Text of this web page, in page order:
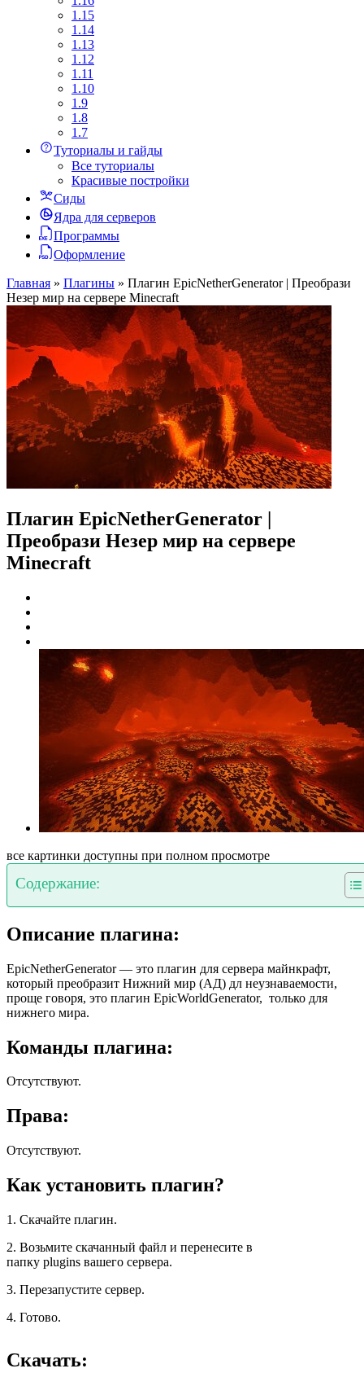
1.15
1.14
1.13
1.12
1.11
1.10
1.9
1.8
1.7
Туториалы и гайды
Все туториалы
Красивые постройки
Сиды
Ядра для серверов
Программы
Оформление
Главная » Плагины » Плагин EpicNetherGenerator | Преобрази
Незер мир на сервере Minecraft
Плагин EpicNetherGenerator |
Преобрази Незер мир на сервере
Minecraft
все картинки доступны при полном просмотре
Содержание:
Описание плагина:
EpicNetherGenerator — это плагин для сервера майнкрафт,
который преобразит Нижний мир (АД) дл неузнаваемости,
проще говоря, это плагин EpicWorldGenerator, только для
нижнего мира.
Команды плагина:
Отсутствуют.
Права:
Отсутствуют.
Как установить плагин?
1. Скачайте плагин.
2. Возьмите скачанный файл и перенесите в
папку plugins вашего сервера.
3. Перезапустите сервер.
4. Готово.
Скачать: